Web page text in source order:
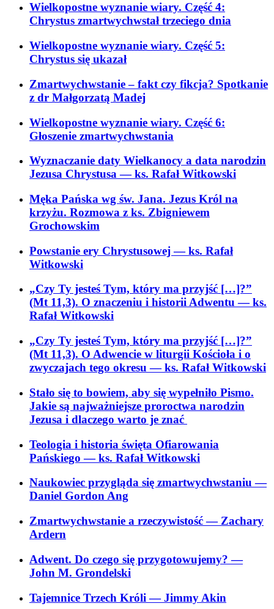
Wielkopostne wyznanie wiary. Część 4:
Chrystus zmartwychwstał trzeciego dnia
Wielkopostne wyznanie wiary. Część 5:
Chrystus się ukazał
Zmartwychwstanie – fakt czy fikcja? Spotkanie
z dr Małgorzatą Madej
Wielkopostne wyznanie wiary. Część 6:
Głoszenie zmartwychwstania
Wyznaczanie daty Wielkanocy a data narodzin
Jezusa Chrystusa— ks. Rafał Witkowski
Męka Pańska wg św. Jana. Jezus Król na
krzyżu. Rozmowa z ks. Zbigniewem
Grochowskim
Powstanie ery Chrystusowej— ks. Rafał
Witkowski
„Czy Ty jesteś Tym, który ma przyjść […]?”
(Mt 11,3). O znaczeniu i historii Adwentu— ks.
Rafał Witkowski
„Czy Ty jesteś Tym, który ma przyjść […]?”
(Mt 11,3). O Adwencie w liturgii Kościoła i o
zwyczajach tego okresu— ks. Rafał Witkowski
Stało się to bowiem, aby się wypełniło Pismo.
Jakie są najważniejsze proroctwa narodzin
Jezusa i dlaczego warto je znać
Teologia i historia święta Ofiarowania
Pańskiego— ks. Rafał Witkowski
Naukowiec przygląda się zmartwychwstaniu—
Daniel Gordon Ang
Zmartwychwstanie a rzeczywistość— Zachary
Ardern
Adwent. Do czego się przygotowujemy?—
John M. Grondelski
Tajemnice Trzech Króli— Jimmy Akin